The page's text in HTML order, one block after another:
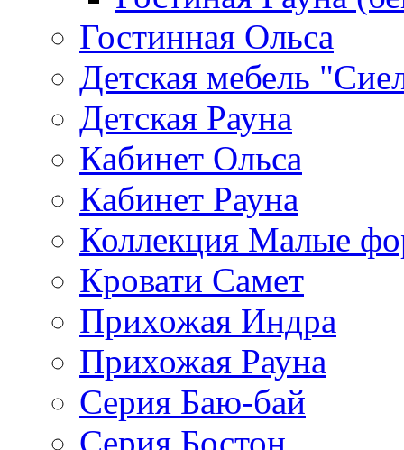
Гостинная Ольса
Детская мебель
Детская Рауна
Кабинет Ольса
Кабинет Рауна
Коллекция Малые
Кровати Самет
Прихожая Индра
Прихожая Рауна
Серия Баю-бай